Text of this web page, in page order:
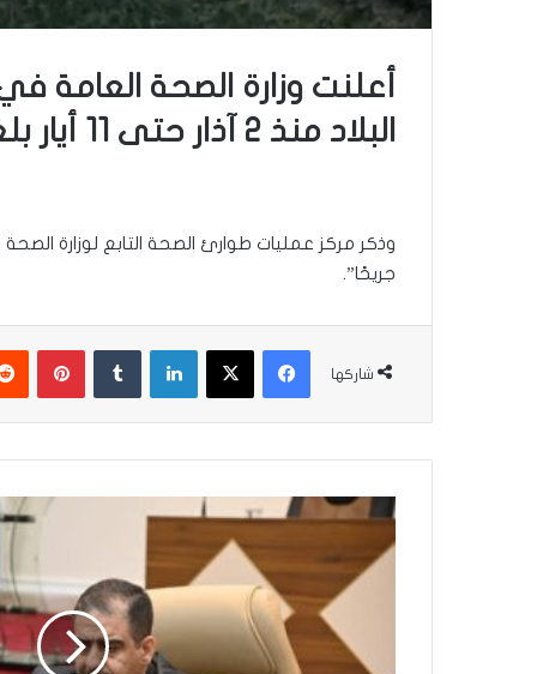
أعلنت وزارة الصحة العامة في
البلاد منذ 2 آذار حتى 11 أيار بلغت 2869 شهيدًا و8730 جريحًا.
جريحًا”.
شاركها
فيسبوك
‫X لينكدإن
وزير
رئيس
الوزراء